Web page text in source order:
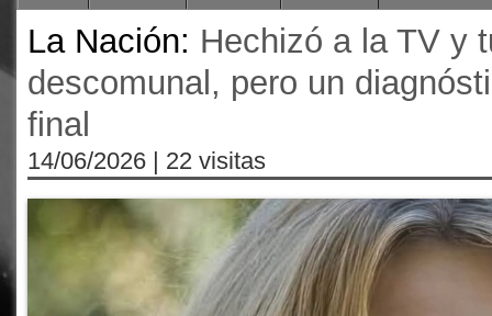
La Nación: Hechizó a la TV y
descomunal, pero un
final
14/06/2026 | 22 visitas